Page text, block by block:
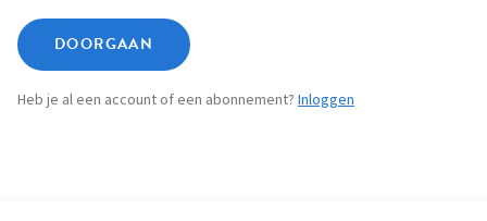
DOORGAAN
Heb je al een account of een abonnement? Inloggen